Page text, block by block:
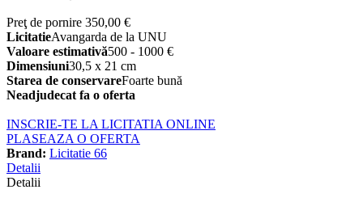
Preţ de pornire 350,00 €
LicitatieAvangarda de la UNU
Valoare estimativă500 - 1000 €
Dimensiuni30,5 x 21 cm
Starea de conservareFoarte bună
Neadjudecat fa o oferta
INSCRIE-TE LA LICITATIA ONLINE
PLASEAZA O OFERTA
Brand: Licitatie 66
Detalii
Detalii